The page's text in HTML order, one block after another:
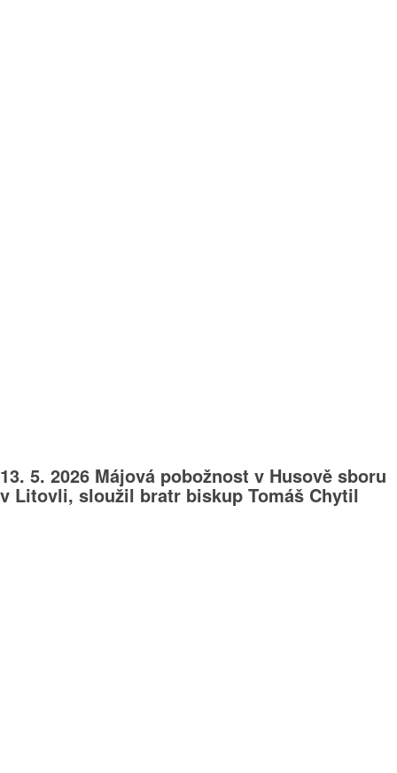
13. 5. 2026 Májová pobožnost v Husově sboru
v Litovli, sloužil bratr biskup Tomáš Chytil